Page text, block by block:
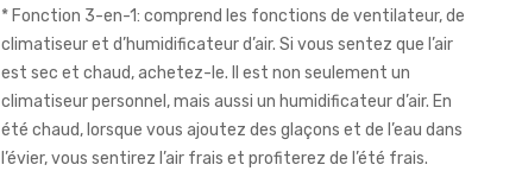
* Fonction 3-en-1: comprend les fonctions de ventilateur, de
climatiseur et d’humidificateur d’air. Si vous sentez que l’air
est sec et chaud, achetez-le. Il est non seulement un
climatiseur personnel, mais aussi un humidificateur d’air. En
été chaud, lorsque vous ajoutez des glaçons et de l’eau dans
l’évier, vous sentirez l’air frais et profiterez de l’été frais.